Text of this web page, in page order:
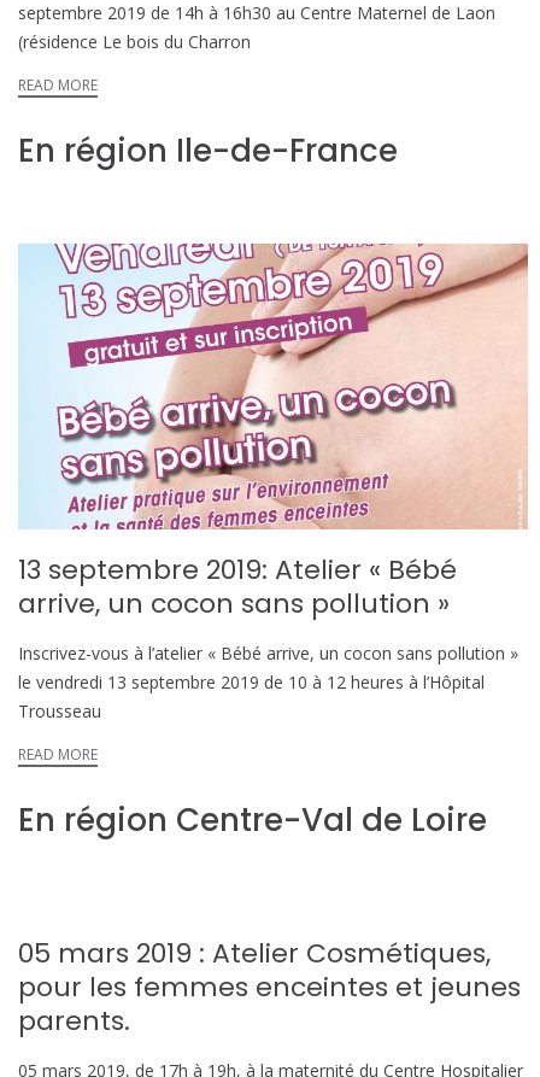
septembre 2019 de 14h à 16h30 au Centre Maternel de Laon
(résidence Le bois du Charron
READ MORE
En région Ile-de-France
13 septembre 2019: Atelier « Bébé
arrive, un cocon sans pollution »
Inscrivez-vous à l’atelier « Bébé arrive, un cocon sans pollution »
le vendredi 13 septembre 2019 de 10 à 12 heures à l’Hôpital
Trousseau
READ MORE
En région Centre-Val de Loire
05 mars 2019 : Atelier Cosmétiques,
pour les femmes enceintes et jeunes
parents.
05 mars 2019, de 17h à 19h, à la maternité du Centre Hospitalier